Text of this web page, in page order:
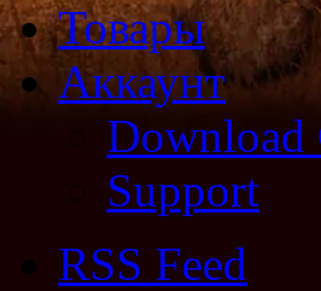
Товары
Аккаунт
Download
Support
RSS Feed